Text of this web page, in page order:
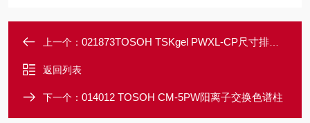
上一个： 021873TOSOH TSKgel PWXL-CP尺寸排阻色谱柱
返回列表
下一个： 014012 TOSOH CM-5PW阳离子交换色谱柱